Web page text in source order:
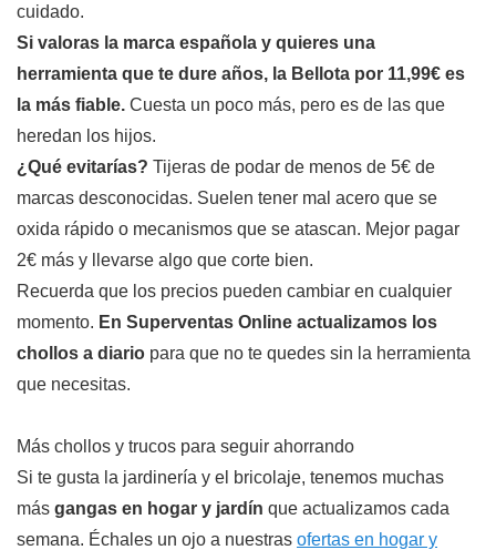
cuidado.
Si valoras la marca española y quieres una
herramienta que te dure años, la Bellota por 11,99€ es
la más fiable. Cuesta un poco más, pero es de las que
heredan los hijos.
¿Qué evitarías? Tijeras de podar de menos de 5€ de
marcas desconocidas. Suelen tener mal acero que se
oxida rápido o mecanismos que se atascan. Mejor pagar
2€ más y llevarse algo que corte bien.
Recuerda que los precios pueden cambiar en cualquier
momento. En Superventas Online actualizamos los
chollos a diario para que no te quedes sin la herramienta
que necesitas.
Más chollos y trucos para seguir ahorrando
Si te gusta la jardinería y el bricolaje, tenemos muchas
más gangas en hogar y jardín que actualizamos cada
semana. Échales un ojo a nuestras ofertas en hogar y